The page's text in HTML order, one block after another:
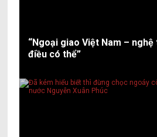
“Ngoại giao Việt Nam –
điều có thể”